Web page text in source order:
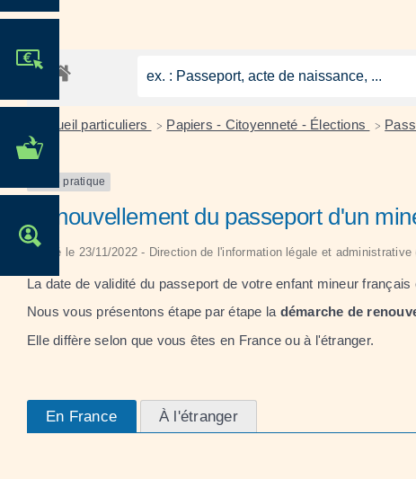
MES DÉMARCHES
Accueil particuliers > Papiers - Citoyenneté - Élections >
Fiche pratique
Renouvellement du passeport d'un
Vérifié le 23/11/2022 - Direction de l'information légale et
La date de validité du passeport de votre enfant mineur français
Nous vous présentons étape par étape la démarche de
Elle diffère selon que vous êtes en France ou à l'étranger.
En France À l'étranger